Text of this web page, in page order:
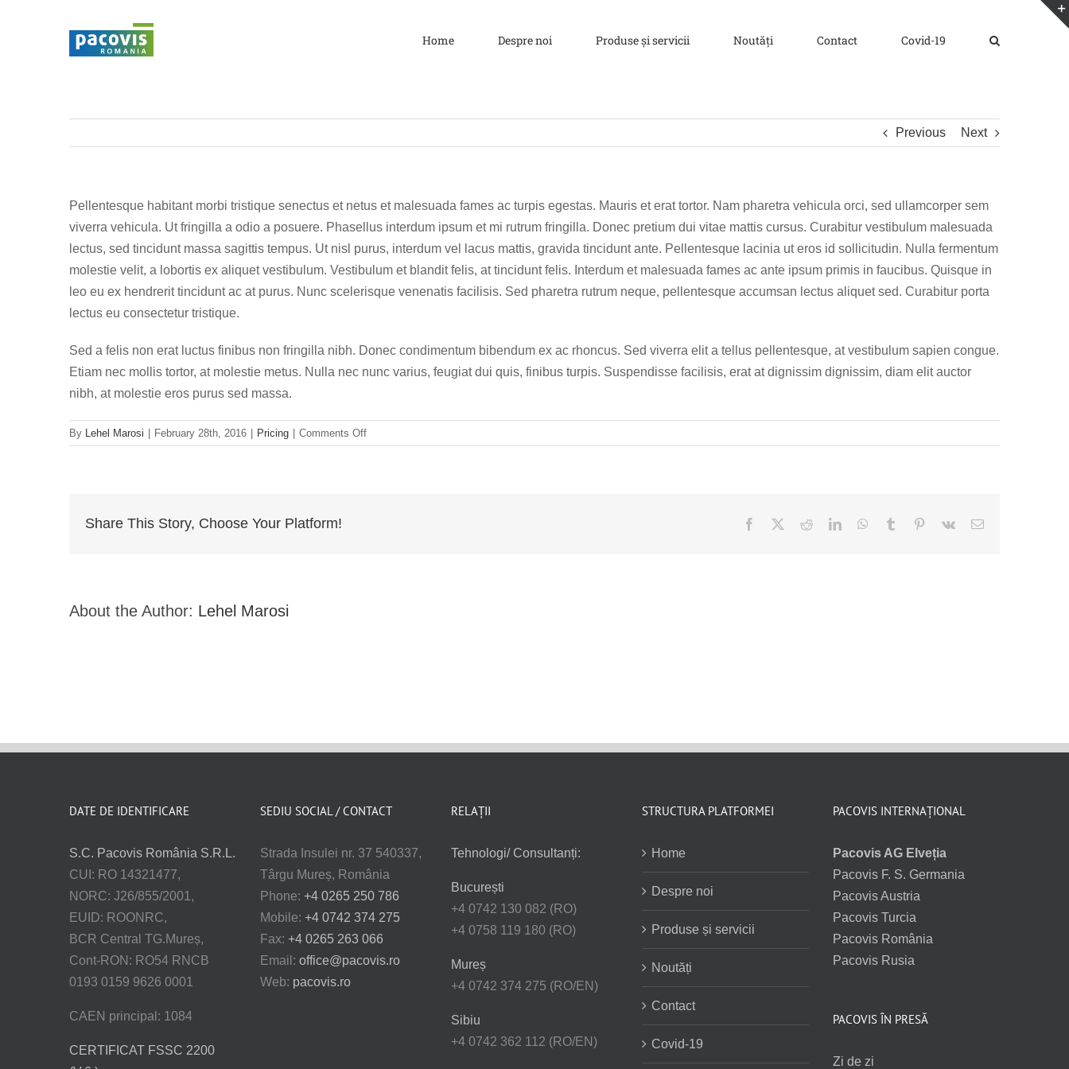
Home Despre noi Produse și servicii Noutăți Contact Covid-19
Previous Next
Pellentesque habitant morbi tristique senectus et netus et malesuada fames ac turpis egestas. Mauris et erat tortor. Nam pharetra vehicula orci, sed ullamcorper sem
viverra vehicula. Ut fringilla a odio a posuere. Phasellus interdum ipsum et mi rutrum fringilla. Donec pretium dui vitae mattis cursus. Curabitur vestibulum malesuada
lectus, sed tincidunt massa sagittis tempus. Ut nisl purus, interdum vel lacus mattis, gravida tincidunt ante. Pellentesque lacinia ut eros id sollicitudin. Nulla fermentum
molestie velit, a lobortis ex aliquet vestibulum. Vestibulum et blandit felis, at tincidunt felis. Interdum et malesuada fames ac ante ipsum primis in faucibus. Quisque in
leo eu ex hendrerit tincidunt ac at purus. Nunc scelerisque venenatis facilisis. Sed pharetra rutrum neque, pellentesque accumsan lectus aliquet sed. Curabitur porta
lectus eu consectetur tristique.
Sed a felis non erat luctus finibus non fringilla nibh. Donec condimentum bibendum ex ac rhoncus. Sed viverra elit a tellus pellentesque, at vestibulum sapien congue.
Etiam nec mollis tortor, at molestie metus. Nulla nec nunc varius, feugiat dui quis, finibus turpis. Suspendisse facilisis, erat at dignissim dignissim, diam elit auctor
nibh, at molestie eros purus sed massa.
By Lehel Marosi February 28th, 2016 Pricing Comments Offon
Morbi
Share This Story, Choose Your Platform! Facebook RedditLinkedInWhatsApp
Tumblr Pinterest
Vk Email
About the Author: Lehel Marosi
DATE DE IDENTIFICARE
S.C. Pacovis România S.R.L.
CUI: RO 14321477,
NORC: J26/855/2001,
EUID: ROONRC,
BCR Central TG.Mureș,
Cont-RON: RO54 RNCB
0193 0159 9626 0001
CAEN principal: 1084
CERTIFICAT FSSC 2200
SEDIU SOCIAL / CONTACT
Strada Insulei nr. 37 540337,
Târgu Mureș, România
Phone: +4 0265 250 786
Mobile: +4 0742 374 275
Fax: +4 0265 263 066
Email: office@pacovis.ro
Web: pacovis.ro
RELAȚII
Tehnologi/ Consultanți:
București
+4 0742 130 082 (RO)
+4 0758 119 180 (RO)
Mureș
+4 0742 374 275 (RO/EN)
Sibiu
+4 0742 362 112 (RO/EN)
STRUCTURA PLATFORMEI
Home
Despre noi
Produse și servicii
Noutăți
Contact
Covid-19
PACOVIS INTERNAȚIONAL
Pacovis AG Elveția
Pacovis F. S. Germania
Pacovis Austria
Pacovis Turcia
Pacovis România
Pacovis Rusia
PACOVIS ÎN PRESĂ
Zi de zi